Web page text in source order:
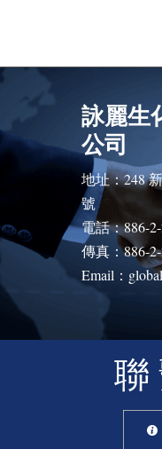
詠麗生
公司
地址：248
號
電話：886-
傳真：886-
Email：
聯